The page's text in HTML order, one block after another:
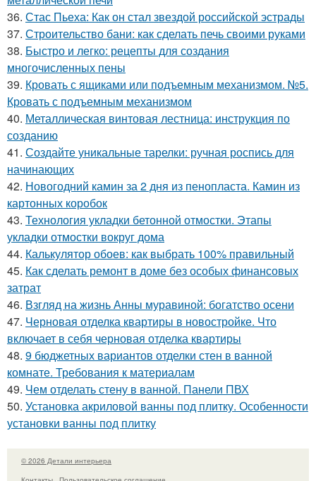
36. Стас Пьеха: Как он стал звездой российской эстрады
37. Строительство бани: как сделать печь своими руками
38. Быстро и легко: рецепты для создания
многочисленных пены
39. Кровать с ящиками или подъемным механизмом. №5.
Кровать с подъемным механизмом
40. Металлическая винтовая лестница: инструкция по
созданию
41. Создайте уникальные тарелки: ручная роспись для
начинающих
42. Новогодний камин за 2 дня из пенопласта. Камин из
картонных коробок
43. Технология укладки бетонной отмостки. Этапы
укладки отмостки вокруг дома
44. Калькулятор обоев: как выбрать 100% правильный
45. Как сделать ремонт в доме без особых финансовых
затрат
46. Взгляд на жизнь Анны муравиной: богатство осени
47. Черновая отделка квартиры в новостройке. Что
включает в себя черновая отделка квартиры
48. 9 бюджетных вариантов отделки стен в ванной
комнате. Требования к материалам
49. Чем отделать стену в ванной. Панели ПВХ
50. Установка акриловой ванны под плитку. Особенности
установки ванны под плитку
© 2026 Детали интерьера